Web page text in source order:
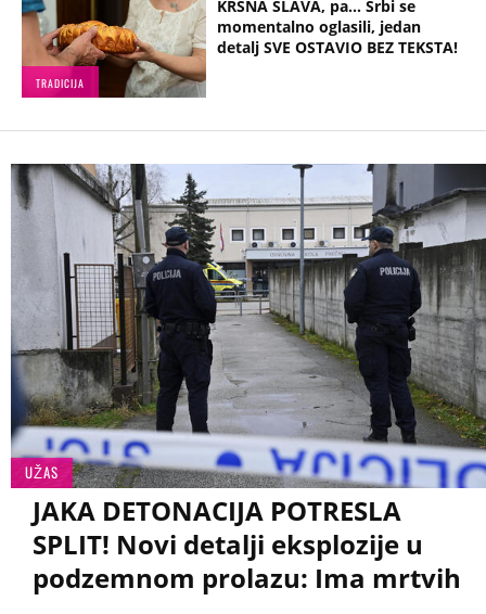
TRADICIJA
KRSNA SLAVA, pa... Srbi se
momentalno oglasili, jedan
detalj SVE OSTAVIO BEZ TEKSTA!
UŽAS
JAKA DETONACIJA POTRESLA
SPLIT! Novi detalji eksplozije u
podzemnom prolazu: Ima mrtvih